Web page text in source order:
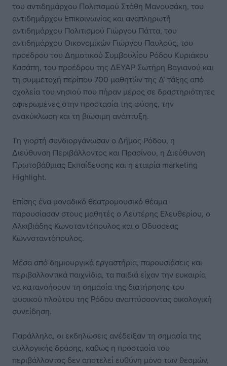
του αντιδημάρχου Πολιτισμού Στάθη Μανουσάκη, του
αντιδημάρχου Επικοινωνίας και αναπληρωτή
αντιδημάρχου Πολιτισμού Γιώργου Πάττα, του
αντιδημάρχου Οικονομικών Γιώργου Παυλούς, του
προέδρου του Δημοτικού Συμβουλίου Ρόδου Κυριάκου
Κασάπη, του προέδρου της ΔΕΥΑΡ Σωτήρη Βαγιανού και
τη συμμετοχή περίπου 700 μαθητών της Δ’ τάξης από
σχολεία του νησιού που πήραν μέρος σε δραστηριότητες
αφιερωμένες στην προστασία της φύσης, την
ανακύκλωση και τη βιώσιμη ανάπτυξη.
Τη γιορτή συνδιοργάνωσαν ο Δήμος Ρόδου, η
Διεύθυνση Περιβάλλοντος και Πρασίνου, η Διεύθυνση
Πρωτοβάθμιας Εκπαίδευσης και η εταιρία marketing
Highlight.
Επίσης ένα μοναδικό θεατρομουσικό θέαμα
παρουσίασαν στους μαθητές ο Λευτέρης Ελευθερίου, ο
Αλκιβιάδης Κωνσταντόπουλος και ο Οδυσσέας
Κωννσταντόπουλος.
Μέσα από δημιουργικά εργαστήρια, παρουσιάσεις και
περιβαλλοντικά παιχνίδια, τα παιδιά είχαν την ευκαιρία
να κατανοήσουν τη σημασία της διατήρησης του
φυσικού πλούτου της Ρόδου αναπτύσσοντας οικολογική
συνείδηση.
Παράλληλα, οι εκδηλώσεις ανέδειξαν τη σημασία της
συλλογικής δράσης, καθώς η προστασία του
περιβάλλοντος δεν αποτελεί ευθύνη μόνο των θεσμών,